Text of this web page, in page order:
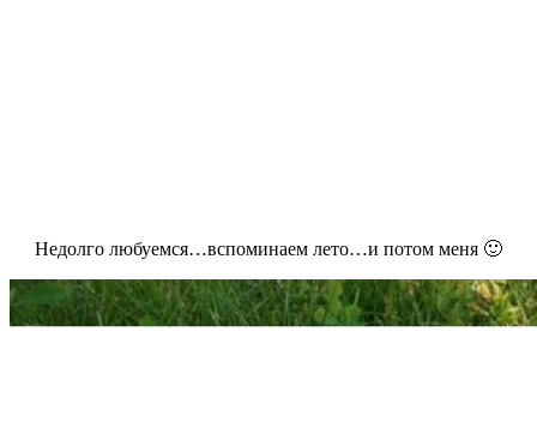
Недолго любуемся…вспоминаем лето…и потом меня 🙂